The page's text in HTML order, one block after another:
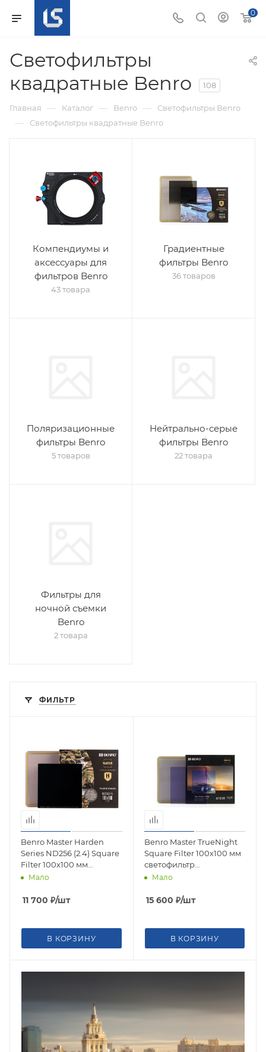
0
Светофильтры
квадратные Benro
108
Главная — Каталог — Benro — Светофильтры Benro
— Светофильтры квадратные Benro
Компендиумы и
аксессуары для
фильтров Benro
43 товара
Градиентные
фильтры Benro
36 товаров
Поляризационные
фильтры Benro
5 товаров
Нейтрально-серые
фильтры Benro
22 товара
Фильтры для
ночной съемки
Benro
2 товара
ФИЛЬТР
Benro Master Harden
Series ND256 (2.4) Square
Filter 100х100 мм
светофильтр
Мало
11 700 ₽/шт
В КОРЗИНУ
Benro Master TrueNight
Square Filter 100х100 мм
светофильтр
коррекционный для
Мало
15 600 ₽/шт
В КОРЗИНУ